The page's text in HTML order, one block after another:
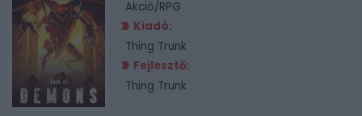
Akció/RPG
Kiadó:
Thing Trunk
Fejlesztő:
Thing Trunk